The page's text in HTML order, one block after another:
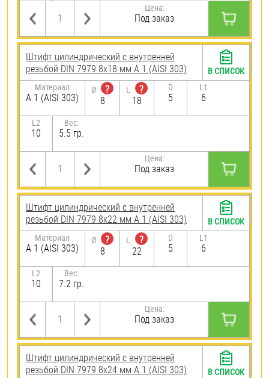
Цена:
Под заказ
Штифт цилиндрический с внутренней
резьбой DIN 7979 8х18 мм А 1 (AISI 303)
Материал
А 1 (AISI 303)
Ø
?
8
L
?
18
D
5
L1
6
L2
10
Вес:
5.5 гр.
Цена:
Под заказ
В СПИСОК
Штифт цилиндрический с внутренней
резьбой DIN 7979 8х22 мм А 1 (AISI 303)
Материал
А 1 (AISI 303)
Ø
?
8
L
?
22
D
5
L1
6
L2
10
Вес:
7.2 гр.
Цена:
Под заказ
В СПИСОК
Штифт цилиндрический с внутренней
резьбой DIN 7979 8х24 мм А 1 (AISI 303)
В СПИСОК